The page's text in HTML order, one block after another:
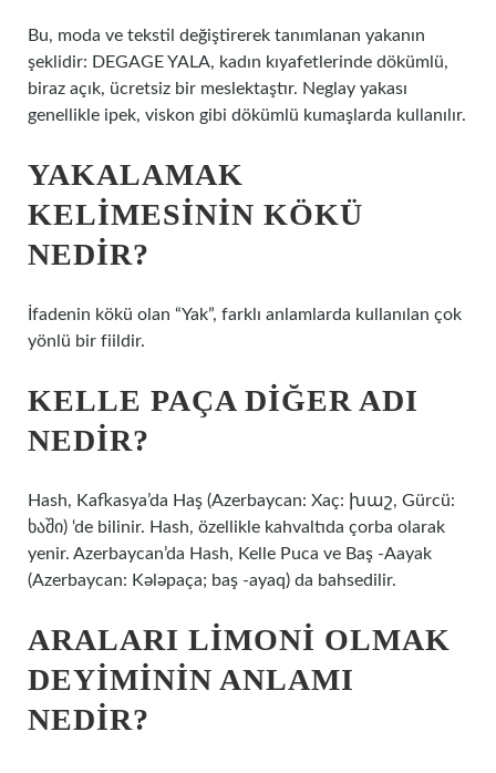
Bu, moda ve tekstil değiştirerek tanımlanan yakanın
şeklidir: DEGAGE YALA, kadın kıyafetlerinde dökümlü,
biraz açık, ücretsiz bir meslektaştır. Neglay yakası
genellikle ipek, viskon gibi dökümlü kumaşlarda kullanılır.
YAKALAMAK
KELIMESININ KÖKÜ
NEDIR?
İfadenin kökü olan “Yak”, farklı anlamlarda kullanılan çok
yönlü bir fiildir.
KELLE PAÇA DIĞER ADI
NEDIR?
Hash, Kafkasya’da Haş (Azerbaycan: Xaç: խաշ, Gürcü:
ხაში) ‘de bilinir. Hash, özellikle kahvaltıda çorba olarak
yenir. Azerbaycan’da Hash, Kelle Puca ve Baş -Aayak
(Azerbaycan: Kələpaça; baş -ayaq) da bahsedilir.
ARALARI LIMONI OLMAK
DEYIMININ ANLAMI
NEDIR?